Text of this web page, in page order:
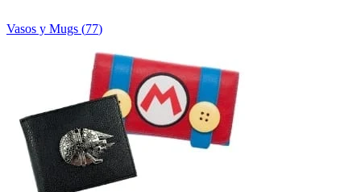
Vasos y Mugs (77)